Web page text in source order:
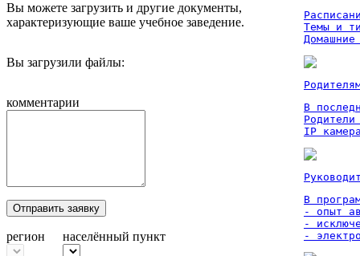
Вы можете загрузить и другие документы,
характеризующие ваше учебное заведение.
Вы загрузили файлы:
комментарии
Отправить заявку
регион населённый пункт
Темы и
Домашние
В
IP
В
- опыт
-
-